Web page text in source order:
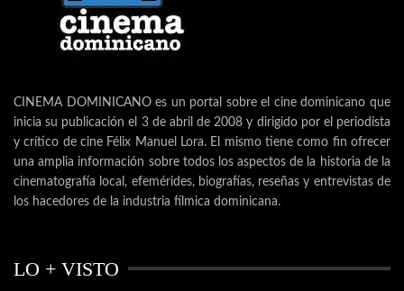
CINEMA DOMINICANO es un portal sobre el cine dominicano que
inicia su publicación el 3 de abril de 2008 y dirigido por el periodista
y crítico de cine Félix Manuel Lora. El mismo tiene como fin ofrecer
una amplia información sobre todos los aspectos de la historia de la
cinematografía local, efemérides, biografías, reseñas y entrevistas de
los hacedores de la industria fílmica dominicana.
LO + VISTO